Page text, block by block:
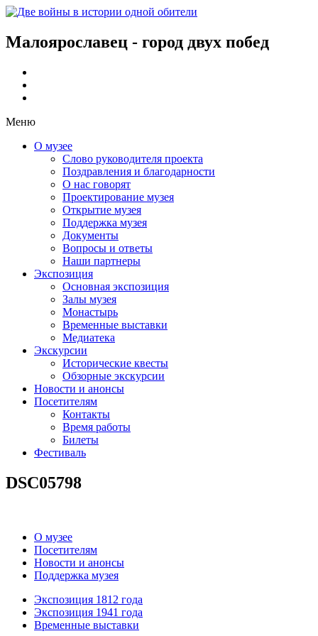
Малоярославец - город двух побед
Меню
О музее
Слово руководителя проекта
Поздравления и благодарности
О нас говорят
Проектирование музея
Открытие музея
Поддержка музея
Документы
Вопросы и ответы
Наши партнеры
Экспозиция
Основная экспозиция
Залы музея
Монастырь
Временные выставки
Медиатека
Экскурсии
Исторические квесты
Обзорные экскурсии
Новости и анонсы
Посетителям
Контакты
Время работы
Билеты
Фестиваль
DSC05798
О музее
Посетителям
Новости и анонсы
Поддержка музея
Экспозиция 1812 года
Экспозиция 1941 года
Временные выставки